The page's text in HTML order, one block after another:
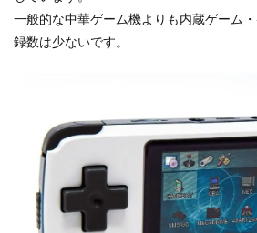
一般的な中華ゲーム機よりも内蔵ゲーム
録数は少ないです。